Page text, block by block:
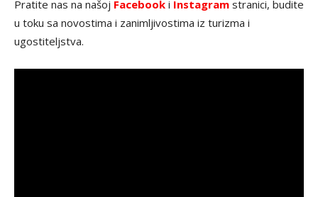
Pratite nas na našoj Facebook i Instagram stranici, budite
u toku sa novostima i zanimljivostima iz turizma i
ugostiteljstva.